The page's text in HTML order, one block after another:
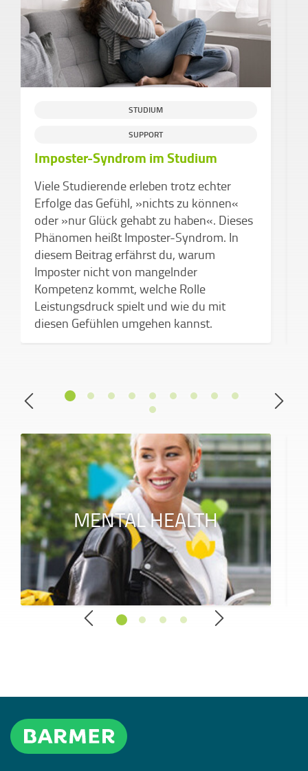
STUDIUM
SUPPORT
Imposter-Syndrom im Studium
Viele Studierende erleben trotz echter
Erfolge das Gefühl, »nichts zu können«
oder »nur Glück gehabt zu haben«. Dieses
Phänomen heißt Imposter-Syndrom. In
diesem Beitrag erfährst du, warum
Imposter nicht von mangelnder
Kompetenz kommt, welche Rolle
Leistungsdruck spielt und wie du mit
diesen Gefühlen umgehen kannst.
MENTAL HEALTH